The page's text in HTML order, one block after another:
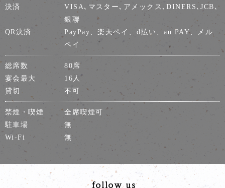
決済
VISA､マスター､アメックス､DINERS､JCB､
銀聯
QR決済
PayPay、楽天ペイ、d払い、au PAY、メル
ペイ
総席数
80席
宴会最大
16人
貸切
不可
禁煙・喫煙
全席喫煙可
駐車場
無
Wi-Fi
無